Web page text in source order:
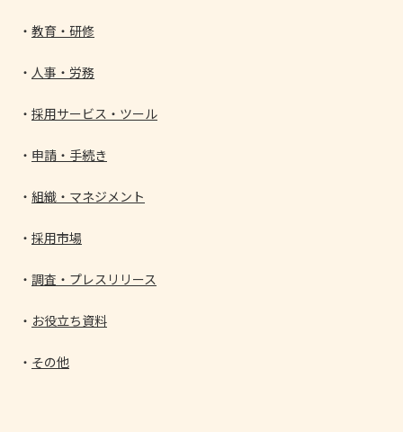
教育・研修
人事・労務
採用サービス・ツール
申請・手続き
組織・マネジメント
採用市場
調査・プレスリリース
お役立ち資料
その他